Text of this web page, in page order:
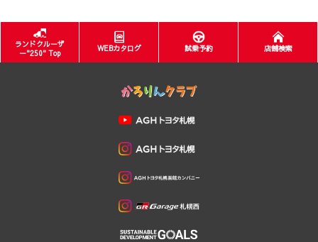
ランドクルーザ
ー"250" Top
WEBカタログ 試乗予約 店舗検索